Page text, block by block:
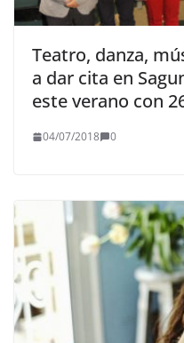
Teatro, danza,
a dar cita en
este verano con
04/07/2018 0